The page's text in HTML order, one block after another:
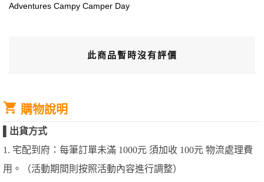
Adventures Campy Camper Day
此商品暫時沒有評價
購物說明
出貨方式
1. 宅配到府：每筆訂單未滿 1000元 須加收 100元 物流處理費
用。（活動期間則按照活動內容進行調整）